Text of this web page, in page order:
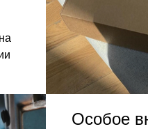
Особое